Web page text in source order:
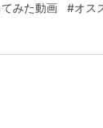
みた動画 #オス